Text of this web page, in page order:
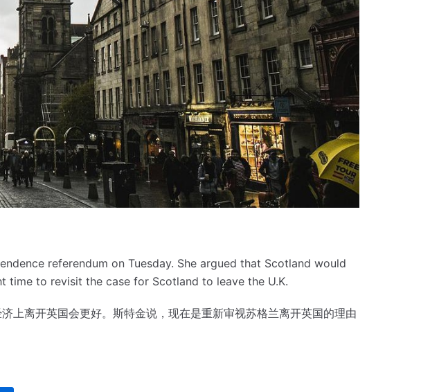
referendum on Tuesday. She argued that Scotland would
time to revisit the case for Scotland to leave the U.K.
上离开英国会更好。 斯特金说，现在是重新审视苏格兰离开英国的理由